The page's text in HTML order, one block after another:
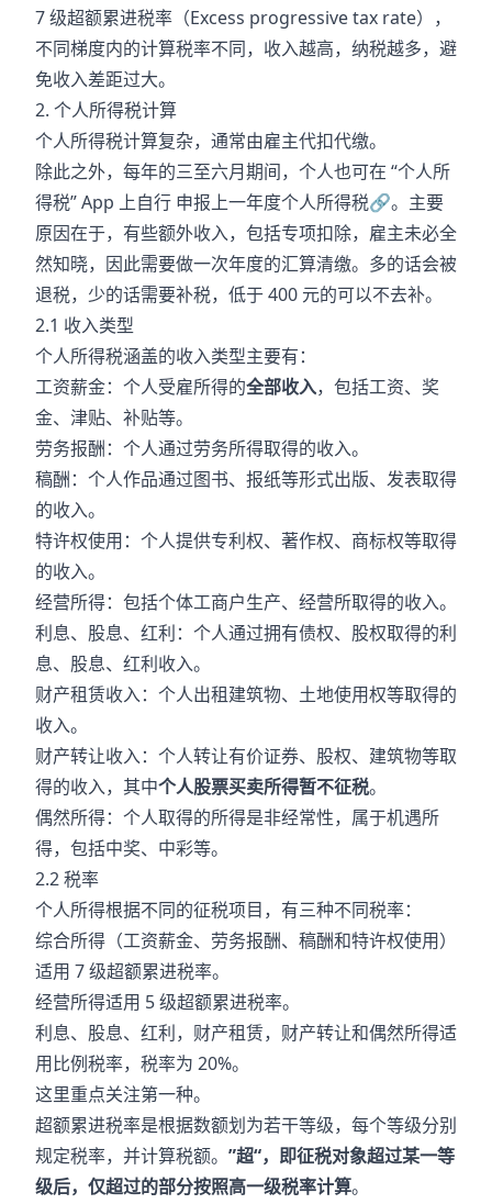
7 级超额累进税率（Excess progressive tax rate），
不同梯度内的计算税率不同，收入越高，纳税越多，避
免收入差距过大。
2. 个人所得税计算
个人所得税计算复杂，通常由雇主代扣代缴。
除此之外，每年的三至六月期间，个人也可在 “个人所
得税” App 上自行 申报上一年度个人所得税🔗。主要
原因在于，有些额外收入，包括专项扣除，雇主未必全
然知晓，因此需要做一次年度的汇算清缴。多的话会被
退税，少的话需要补税，低于 400 元的可以不去补。
2.1 收入类型
个人所得税涵盖的收入类型主要有：
工资薪金：个人受雇所得的全部收入，包括工资、奖
金、津贴、补贴等。
劳务报酬：个人通过劳务所得取得的收入。
稿酬：个人作品通过图书、报纸等形式出版、发表取得
的收入。
特许权使用：个人提供专利权、著作权、商标权等取得
的收入。
经营所得：包括个体工商户生产、经营所取得的收入。
利息、股息、红利：个人通过拥有债权、股权取得的利
息、股息、红利收入。
财产租赁收入：个人出租建筑物、土地使用权等取得的
收入。
财产转让收入：个人转让有价证券、股权、建筑物等取
得的收入，其中个人股票买卖所得暂不征税。
偶然所得：个人取得的所得是非经常性，属于机遇所
得，包括中奖、中彩等。
2.2 税率
个人所得根据不同的征税项目，有三种不同税率：
综合所得（工资薪金、劳务报酬、稿酬和特许权使用）
适用 7 级超额累进税率。
经营所得适用 5 级超额累进税率。
利息、股息、红利，财产租赁，财产转让和偶然所得适
用比例税率，税率为 20%。
这里重点关注第一种。
超额累进税率是根据数额划为若干等级，每个等级分别
规定税率，并计算税额。 ”超“，即征税对象超过某一等
级后，仅超过的部分按照高一级税率计算。